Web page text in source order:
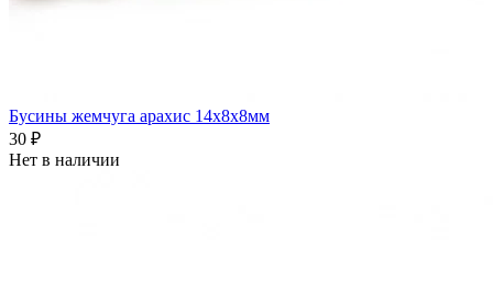
Бусины жемчуга арахис 14x8x8мм
30 ₽
Нет в наличии